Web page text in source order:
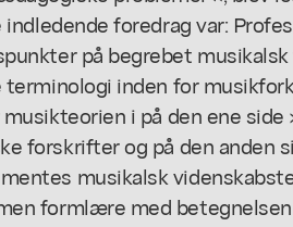
indledende foredrag var:
på begrebet
inden for
i på den ene
forskrifter og på den anden
musikalsk
formlære med